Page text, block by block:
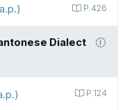
P.426
Dialect
P.124